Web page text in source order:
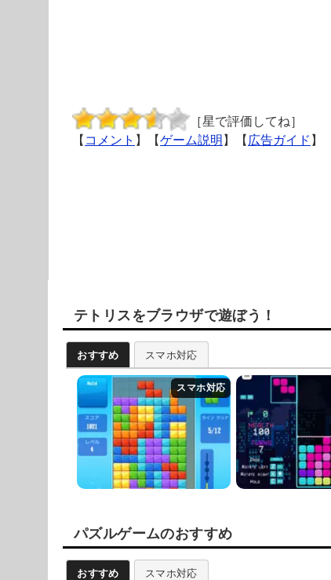
［星で評価してね］
【 コメント 】【ゲーム説明 】【 広告ガイド 】
テトリスをブラウザで遊ぼう！
おすすめ スマホ対応
パズルゲームのおすすめ
おすすめ スマホ対応